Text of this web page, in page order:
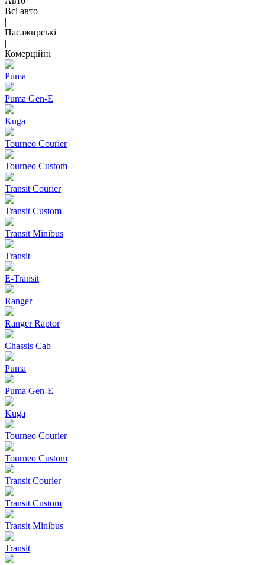
Всі авто
|
Пасажирські
|
Комерційні
Puma
Puma Gen‑E
Kuga
Tourneo Courier
Tourneo Custom
Transit Courier
Transit Custom
Transit Minibus
Transit
E-Transit
Ranger
Ranger Raptor
Chassis Cab
Puma
Puma Gen‑E
Kuga
Tourneo Courier
Tourneo Custom
Transit Courier
Transit Custom
Transit Minibus
Transit